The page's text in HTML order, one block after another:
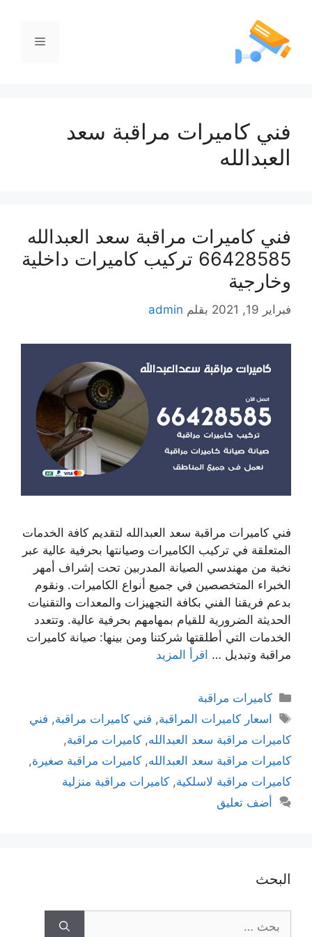
فني كاميرات مراقبة سعد
العبدالله
فني كاميرات مراقبة سعد العبدالله
66428585 تركيب كاميرات داخلية
وخارجية
فبراير 19, 2021 بقلم admin
فني كاميرات مراقبة سعد العبدالله لتقديم كافة الخدمات
المتعلقة في تركيب الكاميرات وصيانتها بحرفية عالية عبر
نخبة من مهندسي الصيانة المدربين تحت إشراف أمهر
الخبراء المتخصصين في جميع أنواع الكاميرات. ونقوم
بدعم فريقنا الفني بكافة التجهيزات والمعدات والتقنيات
الحديثة الضرورية للقيام بمهامهم بحرفية عالية. وتتعدد
الخدمات التي أطلقتها شركتنا ومن بينها: صيانة كاميرات
مراقبة وتبديل … اقرأ المزيد
كاميرات مراقبة
اسعار كاميرات المراقبة, فني كاميرات مراقبة, فني
كاميرات مراقبة سعد العبدالله, كاميرات مراقبة,
كاميرات مراقبة سعد العبدالله, كاميرات مراقبة صغيرة,
كاميرات مراقبة لاسلكية, كاميرات مراقبة منزلية
أضف تعليق
البحث